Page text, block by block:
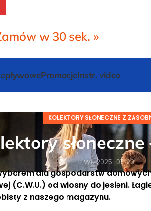
w 30 sek. »
PromocjeInstr. video
KOLEKTORY SŁONECZNE Z
Wł. 2025-01-23
dla gospodarstw
(C.W.U.) od wiosny do jesieni.
z naszego magazynu.